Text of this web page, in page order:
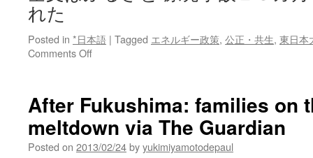
れた
Posted in *日本語 | Tagged エネルギー政策, 公正・共生, 東日本
Comments Offon
と:
原
発
事
After Fukushima: families on
meltdown via The Guardian
Posted on 2013/02/24byyukimiyamotodepaul